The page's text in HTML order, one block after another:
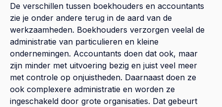
De verschillen tussen boekhouders en accountants
zie je onder andere terug in de aard van de
werkzaamheden. Boekhouders verzorgen veelal de
administratie van particulieren en kleine
ondernemingen. Accountants doen dat ook, maar
zijn minder met uitvoering bezig en juist veel meer
met controle op onjuistheden. Daarnaast doen ze
ook complexere administratie en worden ze
ingeschakeld door grote organisaties. Dat gebeurt